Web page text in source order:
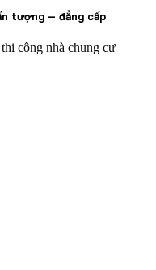
tượng – đẳng cấp